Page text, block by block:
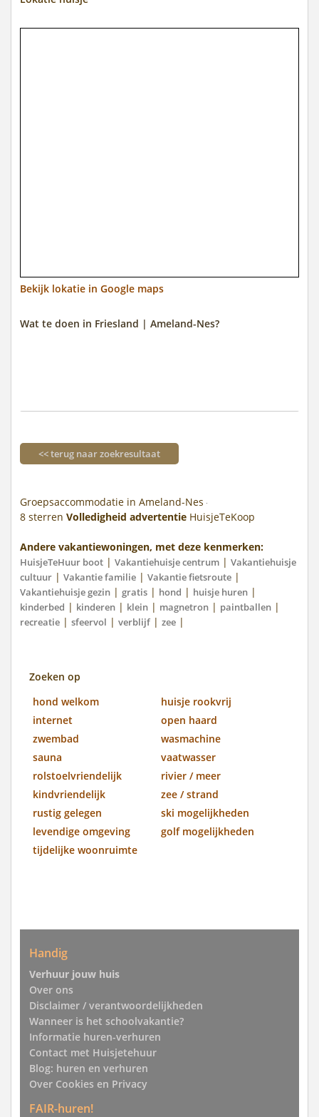
Bekijk lokatie in Google maps
Wat te doen in Friesland | Ameland-Nes?
<< terug naar zoekresultaat
Groepsaccommodatie in Ameland-Nes
8 sterren Volledigheid advertentie HuisjeTeKoop
Andere vakantiewoningen, met deze kenmerken:
HuisjeTeHuur boot | Vakantiehuisje centrum | Vakantiehuisje
cultuur | Vakantie familie | Vakantie fietsroute |
Vakantiehuisje gezin | gratis | hond | huisje huren |
kinderbed | kinderen | klein | magnetron | paintballen |
recreatie | sfeervol | verblijf | zee |
Zoeken op
hond welkom
huisje rookvrij
internet
open haard
zwembad
wasmachine
sauna
vaatwasser
rolstoelvriendelijk
rivier / meer
kindvriendelijk
zee / strand
rustig gelegen
ski mogelijkheden
levendige omgeving
golf mogelijkheden
tijdelijke woonruimte
Handig
Verhuur jouw huis
Over ons
Disclaimer / verantwoordelijkheden
Wanneer is het schoolvakantie?
Informatie huren-verhuren
Contact met Huisjetehuur
Blog: huren en verhuren
Over Cookies en Privacy
FAIR-huren!